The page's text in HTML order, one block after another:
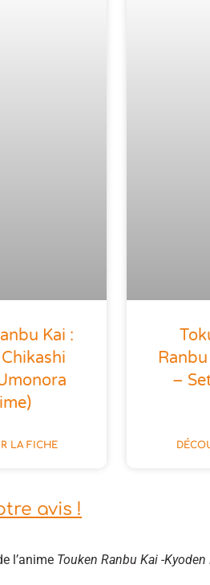
Kai :
LA FICHE
–
avis !
l’anime Touken Ranbu Kai -